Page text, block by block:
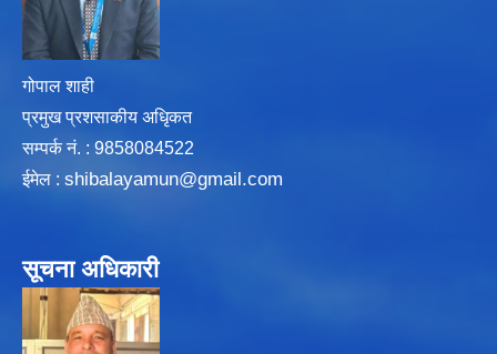
गोपाल शाही
प्रमुख प्रशसाकीय अधिृकत
सम्पर्क न‌ं. : 9858084522
ईमेल : shibalayamun@gmail.com
सूचना अधिकारी